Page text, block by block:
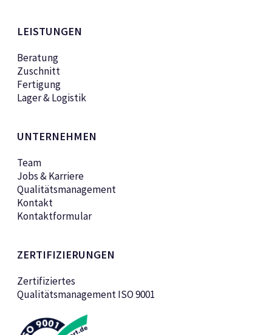
LEISTUNGEN
Beratung
Zuschnitt
Fertigung
Lager & Logistik
UNTERNEHMEN
Team
Jobs & Karriere
Qualitätsmanagement
Kontakt
Kontaktformular
ZERTIFIZIERUNGEN
Zertifiziertes
Qualitätsmanagement ISO 9001